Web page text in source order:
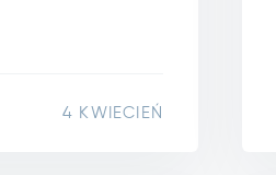
4 KWIECIEŃ